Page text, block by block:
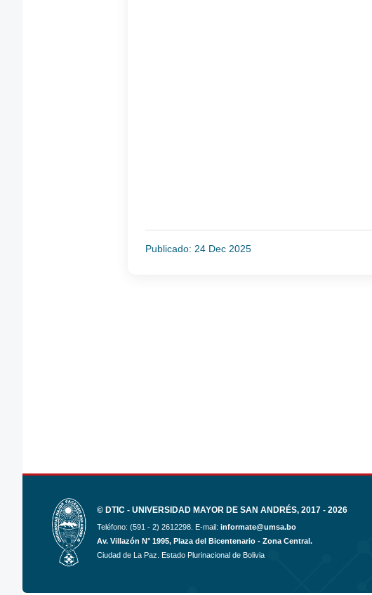
Publicado: 24 Dec 2025
© DTIC - UNIVERSIDAD MAYOR DE SAN ANDRÉS, 2017 - 2026
Teléfono: (591 - 2) 2612298. E-mail: informate@umsa.bo
Av. Villazón N° 1995, Plaza del Bicentenario - Zona Central.
Ciudad de La Paz. Estado Plurinacional de Bolivia